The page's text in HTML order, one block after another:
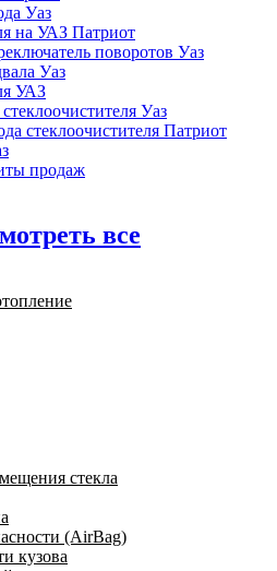
Уаз
на УАЗ Патриот
поворотов Уаз
Уаз
УАЗ
Уаз
стеклоочистителя Патриот
продаж
все
стекла
(AirBag)
кузова